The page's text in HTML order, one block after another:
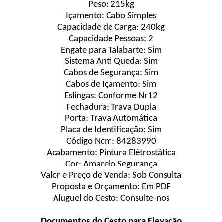
Peso: 215kg
Içamento: Cabo Simples
Capacidade de Carga: 240kg
Capacidade Pessoas: 2
Engate para Talabarte: Sim
Sistema Anti Queda: Sim
Cabos de Segurança: Sim
Cabos de Içamento: Sim
Eslingas: Conforme Nr12
Fechadura: Trava Dupla
Porta: Trava Automática
Placa de Identificação: Sim
Código Ncm: 84283990
Acabamento: Pintura Elétrostática
Cor: Amarelo Segurança
Valor e Preço de Venda: Sob Consulta
Proposta e Orçamento: Em PDF
Aluguel do Cesto: Consulte-nos